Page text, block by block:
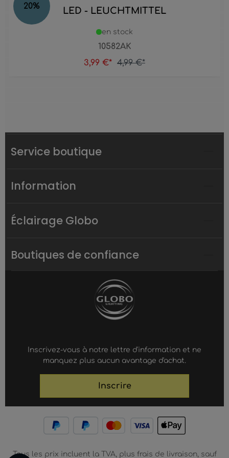
20% LED - LEUCHTMITTEL
10582AK
en stock
3,99 €* 4,99 €*
Service boutique
Information
Éclairage Globo
Boutiques de confiance
Inscrivez-vous à notre lettre d'information et ne
manquez plus aucun avantage d'achat.
Inscrire
Tous les prix incluent la TVA, plus frais de livraison, sauf